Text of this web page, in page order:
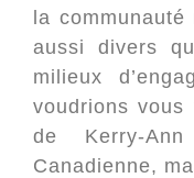
la
aussi divers
milieux
voudrions
de Kerry-
Canadienne,